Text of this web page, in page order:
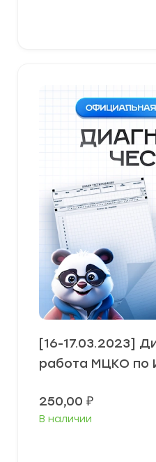
[16-17.03.2023]
работа МЦКО по
250,00 ₽
В наличии